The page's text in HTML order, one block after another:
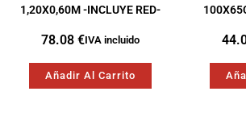
1,20X0,60M -INCLUYE RED-
78.08 €IVA incluido
Añadir Al Carrito